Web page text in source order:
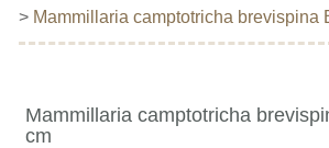
> Mammillaria camptotricha brevispina
Mammillaria camptotricha
cm